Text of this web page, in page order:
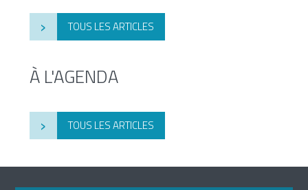
› TOUS LES ARTICLES
À L'AGENDA
› TOUS LES ARTICLES